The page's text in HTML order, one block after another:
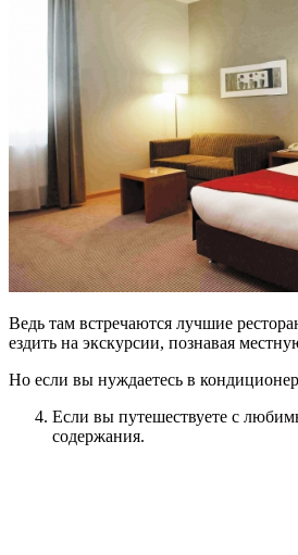
Ведь там встречаются лучшие
ездить на экскурсии, познавая
Но если вы нуждаетесь в
Если вы путешествуете с
содержания.